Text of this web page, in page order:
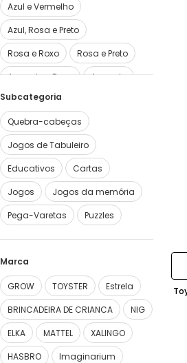
Azul e Vermelho
Azul, Rosa e Preto
Rosa e Roxo
Rosa e Preto
Amarelo e Roxo
Amarelo
Subcategoria
Quebra-cabeças
Jogos de Tabuleiro
Educativos
Cartas
Jogos
Jogos da memória
Pega-Varetas
Puzzles
Marca
GROW TOYSTER
Estrela
BRINCADEIRA DE CRIANCA
NIG
ELKA
MATTEL
XALINGO
HASBRO
Imaginarium